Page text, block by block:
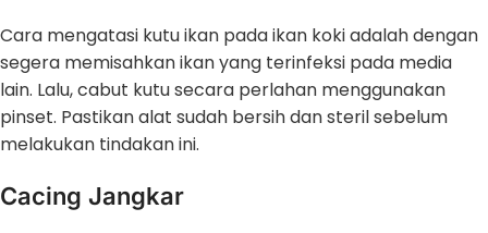
Cara mengatasi kutu ikan pada ikan koki adalah dengan
segera memisahkan ikan yang terinfeksi pada media
lain. Lalu, cabut kutu secara perlahan menggunakan
pinset. Pastikan alat sudah bersih dan steril sebelum
melakukan tindakan ini.
Cacing Jangkar